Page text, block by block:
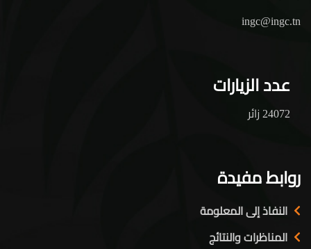
ingc@ingc.tn
عدد الزيارات
24072 زائر
روابط مفيدة
النفاذ إلى المعلومة
المناظرات والنتائج